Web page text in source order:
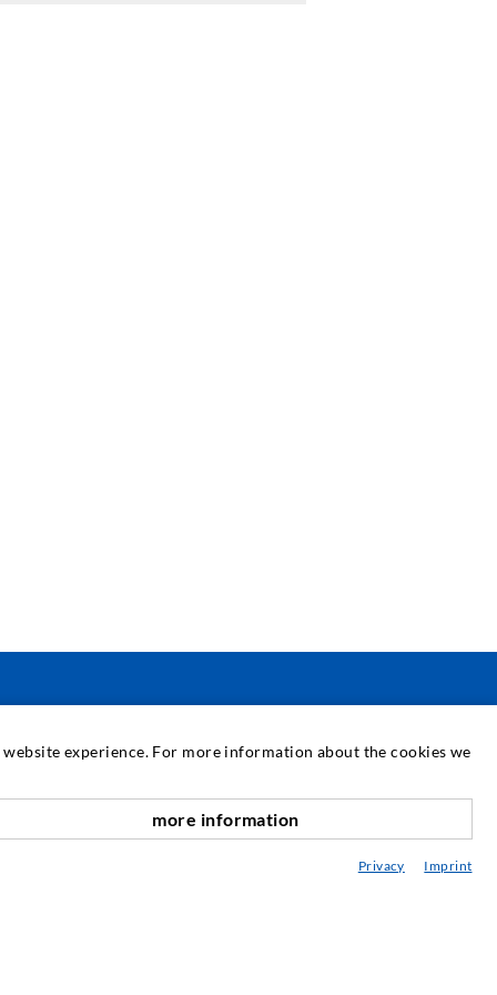
multimédia
/ Planificação / Execução
experience. For more information about the cookies we
more information
Privacy Imprint